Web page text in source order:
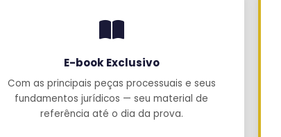
E-book Exclusivo
Com as principais peças processuais e seus
fundamentos jurídicos — seu material de
referência até o dia da prova.